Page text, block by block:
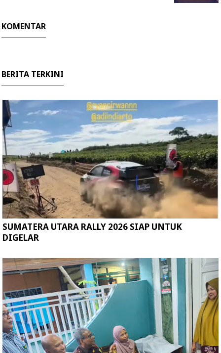
KOMENTAR
BERITA TERKINI
SUMATERA UTARA RALLY 2026 SIAP UNTUK
DIGELAR